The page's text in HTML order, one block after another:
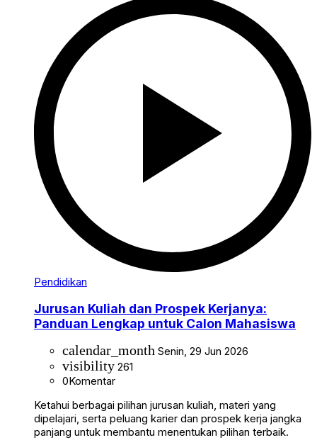
Pendidikan
Jurusan Kuliah dan Prospek Kerjanya:
Panduan Lengkap untuk Calon Mahasiswa
calendar_month Senin, 29 Jun 2026
visibility 261
0Komentar
Ketahui berbagai pilihan jurusan kuliah, materi yang
dipelajari, serta peluang karier dan prospek kerja jangka
panjang untuk membantu menentukan pilihan terbaik.